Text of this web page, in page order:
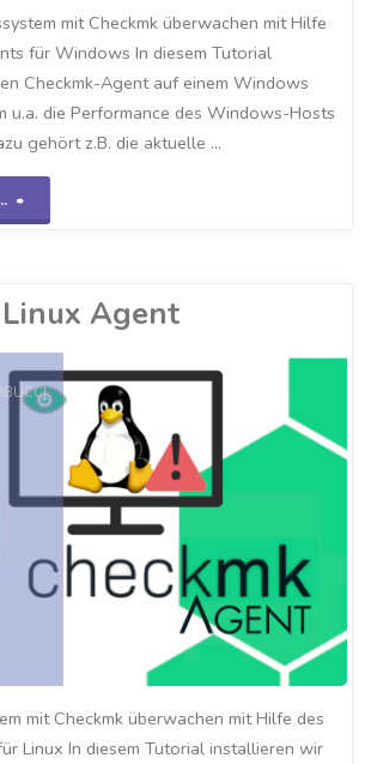
mit Checkmk überwachen mit Hilfe
für Windows In diesem Tutorial
Checkmk-Agent auf einem Windows
u.a. die Performance des Windows-Hosts
gehört z.B. die aktuelle …
"Checkmk-
Agent
mit Checkmk überwachen mit Hilfe des
Linux In diesem Tutorial installieren wir